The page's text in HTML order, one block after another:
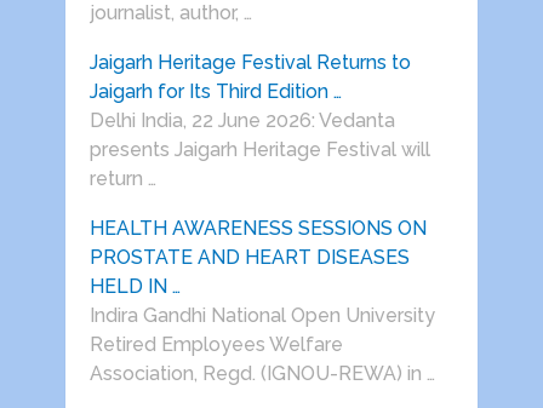
journalist, author, …
Jaigarh Heritage Festival Returns to
Jaigarh for Its Third Edition …
Delhi India, 22 June 2026: Vedanta
presents Jaigarh Heritage Festival will
return …
HEALTH AWARENESS SESSIONS ON
PROSTATE AND HEART DISEASES
HELD IN …
Indira Gandhi National Open University
Retired Employees Welfare
Association, Regd. (IGNOU-REWA) in …